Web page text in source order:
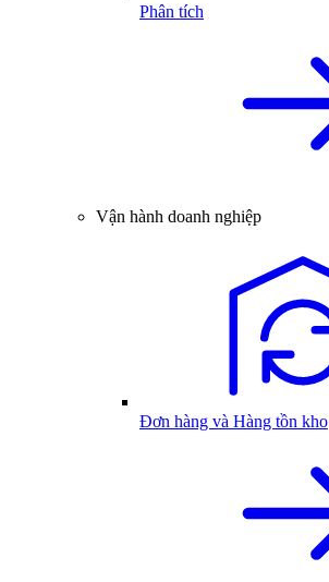
Phân tích
Vận hành doanh nghiệp
Đơn hàng và Hàng tồn kho